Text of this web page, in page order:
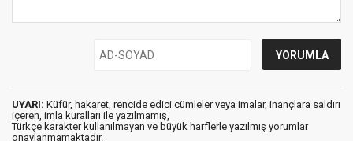
UYARI: Küfür, hakaret, rencide edici cümleler veya imalar, inançlara saldırı
içeren, imla kuralları ile yazılmamış,
Türkçe karakter kullanılmayan ve büyük harflerle yazılmış yorumlar
onaylanmamaktadır.